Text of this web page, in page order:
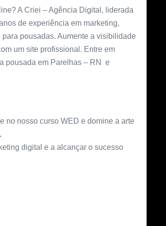
A Criei – Agência Digital, liderada
de experiência em marketing,
pousadas. Aumente a visibilidade
um site profissional. Entre em
pousada em Parelhas – RN e
no nosso curso WED e domine a arte
.
digital e a alcançar o sucesso